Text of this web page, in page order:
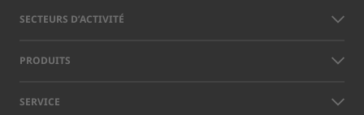
SECTEURS D’ACTIVITÉ
PRODUITS
SERVICE